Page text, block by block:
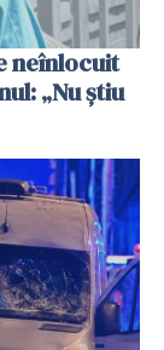
neînlocuit
„Nu știu